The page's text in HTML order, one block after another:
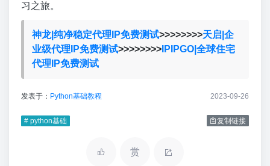
习之旅。
神龙|纯净稳定代理IP免费测试>>>>>>>>天启|企
业级代理IP免费测试>>>>>>>>IPIPGO|全球住宅
代理IP免费测试
发表于： Python基础教程 2023-09-26
# python基础 复制链接
赏